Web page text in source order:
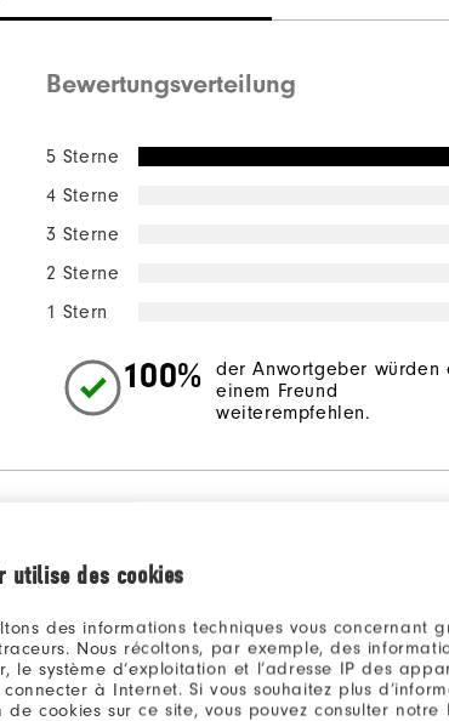
utilise des cookies
des informations techniques vous concernant
Nous récoltons, par exemple, des
le système d’exploitation et l’adresse IP des
à Internet. Si vous souhaitez plus
de cookies sur ce site, vous pouvez consulter notre
Bewertungsverteilung
5 Sterne
4 Sterne
3 Sterne
2 Sterne
1 Stern
100%
der Anwortgeber würden
einem Freund
weiterempfehlen.
vor 4 Jahren
Tracy the butcher
Verifizierter Käufer